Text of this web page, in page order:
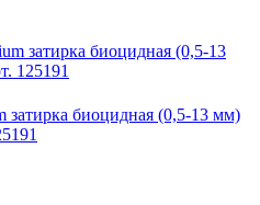
биоцидная (0,5-13 мм)